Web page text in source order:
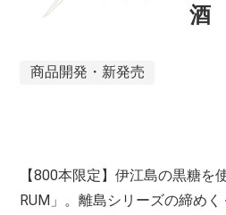
酒
商品開発・新発売
【800本限定】伊江島の黒糖を
RUM」。離島シリーズの締め